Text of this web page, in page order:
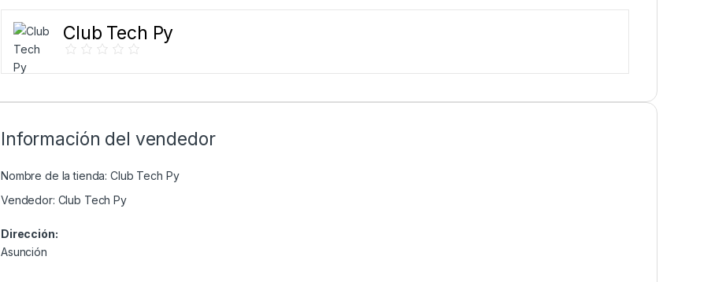
Club Tech Py
Información del vendedor
Nombre de la tienda: Club Tech Py
Vendedor: Club Tech Py
Dirección:
Asunción